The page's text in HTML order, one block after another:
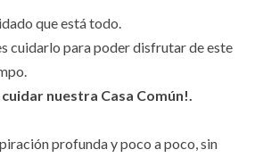
que está todo.
cuidarlo para poder disfrutar de este
nuestra Casa Común!.
profunda y poco a poco, sin